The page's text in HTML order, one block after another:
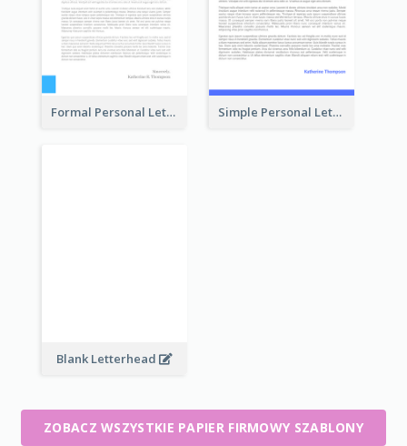
Formal Personal Letterhead Simple Personal Letterhead
Blank Letterhead
ZOBACZ WSZYSTKIE PAPIER FIRMOWY SZABLONY